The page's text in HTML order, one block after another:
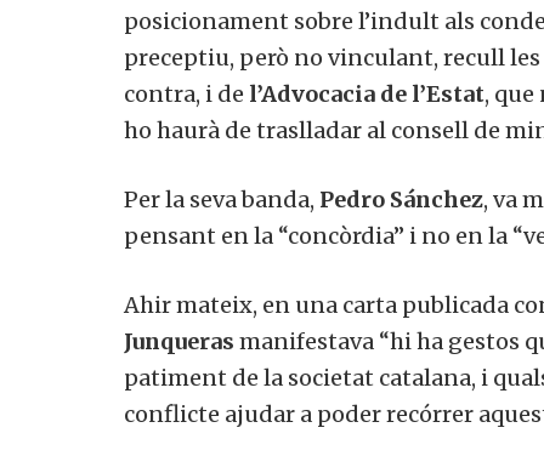
posicionament sobre l’indult als
preceptiu, però no vinculant, recull
contra, i de l’Advocacia de l’Estat,
ho haurà de traslladar al consell de
Per la seva banda, Pedro Sánchez, va
pensant en la “concòrdia” i no en la
Ahir mateix, en una carta publicada
Junqueras manifestava “hi ha gestos
patiment de la societat catalana, i
conflicte ajudar a poder recórrer